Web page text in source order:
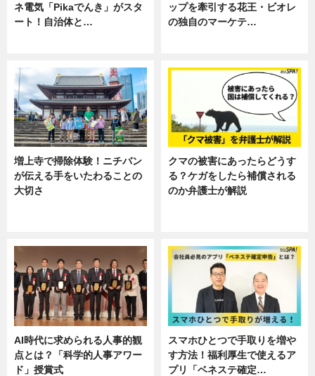
ネ電気「Pikaでんき」がスタ
ート！自治体と…
ップを牽引する花王・ビオレ
の独自のマーケテ…
増上寺で掃除体験！ニチバン
が伝える手をいたわることの
大切さ
クマの被害にあったらどうす
る？ケガをしたら補償される
のか弁護士が解説
AI時代に求められる人事的観
点とは？「科学的人事アワー
ド」授賞式
スマホひとつで手取りを増や
す方法！福利厚生で使えるア
プリ「ベネステ確定…